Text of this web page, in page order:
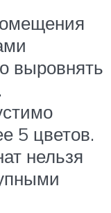
выровнять
5 цветов.
нельзя